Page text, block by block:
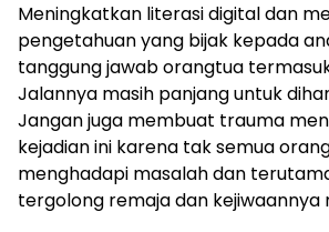
Meningkatkan literasi digital dan
pengetahuan yang bijak kepada
tanggung jawab orangtua
Jalannya masih panjang untuk
Jangan juga membuat trauma
kejadian ini karena tak semua
menghadapi masalah dan
tergolong remaja dan kejiwaannya